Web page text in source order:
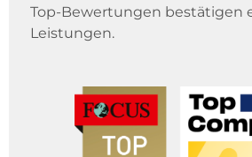
Top-Bewertungen bestätigen
Leistungen.